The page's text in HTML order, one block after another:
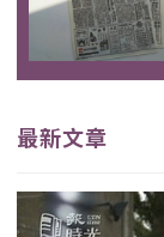
最新文章